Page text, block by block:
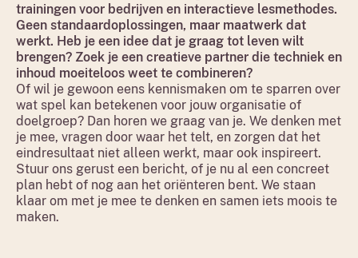
trainingen voor bedrijven en interactieve lesmethodes.
Geen standaardoplossingen, maar maatwerk dat
werkt. Heb je een idee dat je graag tot leven wilt
brengen? Zoek je een creatieve partner die techniek en
inhoud moeiteloos weet te combineren?
Of wil je gewoon eens kennismaken om te sparren over
wat spel kan betekenen voor jouw organisatie of
doelgroep? Dan horen we graag van je. We denken met
je mee, vragen door waar het telt, en zorgen dat het
eindresultaat niet alleen werkt, maar ook inspireert.
Stuur ons gerust een bericht, of je nu al een concreet
plan hebt of nog aan het oriënteren bent. We staan
klaar om met je mee te denken en samen iets moois te
maken.